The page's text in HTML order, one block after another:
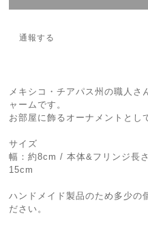
通報する
メキシコ・チアパス州の職人さ
ャームです。
お部屋に飾るオーナメントとし
サイズ
幅：約8cm / 本体&フリンジ長
15cm
ハンドメイド製品のため多少の
ださい。